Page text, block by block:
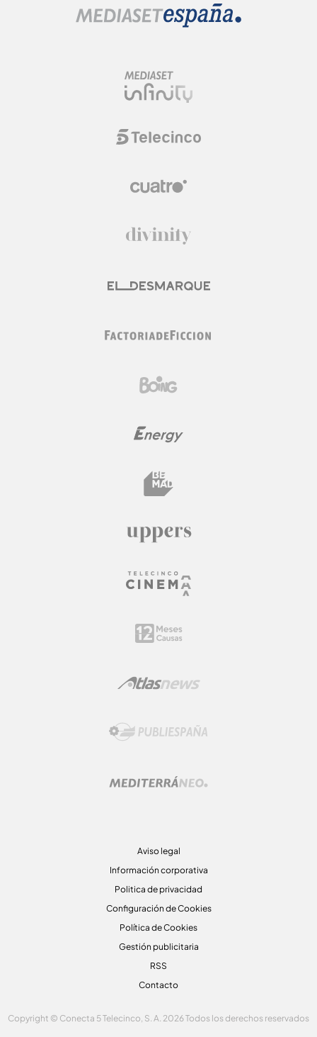
Aviso legal
Información corporativa
Politica de privacidad
Configuración de Cookies
Política de Cookies
Gestión publicitaria
RSS
Contacto
Copyright © Conecta 5 Telecinco, S. A. 2026 Todos los derechos reservados